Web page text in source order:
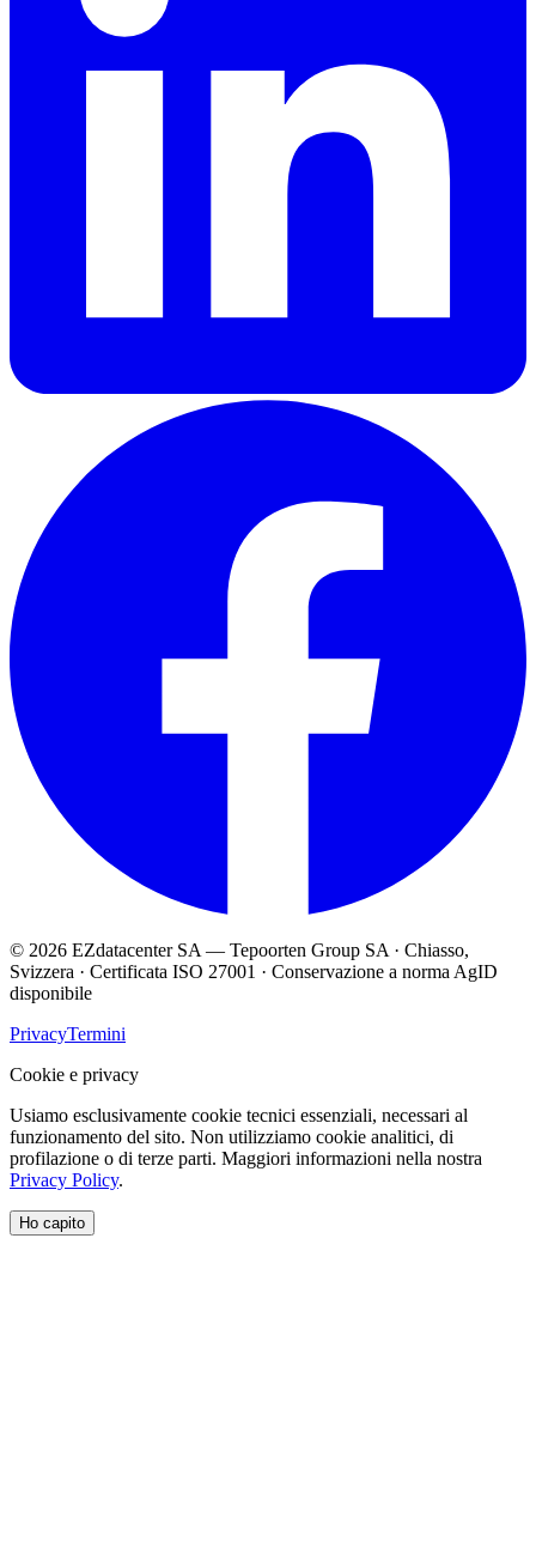
© 2026 EZdatacenter SA — Tepoorten Group SA · Chiasso,
Svizzera · Certificata ISO 27001 · Conservazione a norma AgID
disponibile
PrivacyTermini
Cookie e privacy
Usiamo esclusivamente cookie tecnici essenziali, necessari al
funzionamento del sito. Non utilizziamo cookie analitici, di
profilazione o di terze parti. Maggiori informazioni nella nostra
Privacy Policy.
Ho capito